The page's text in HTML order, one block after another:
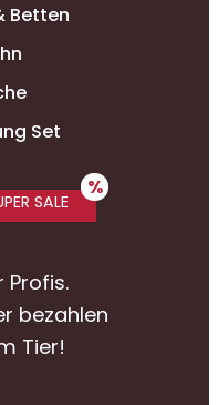
Betten
Set
SALE
Profis.
bezahlen
Tier!